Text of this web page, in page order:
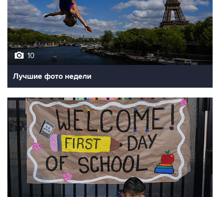
10
Лучшие фото недели